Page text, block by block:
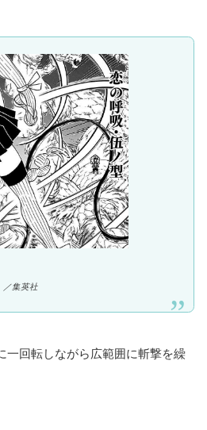
／集英社
一回転しながら広範囲に斬撃を繰